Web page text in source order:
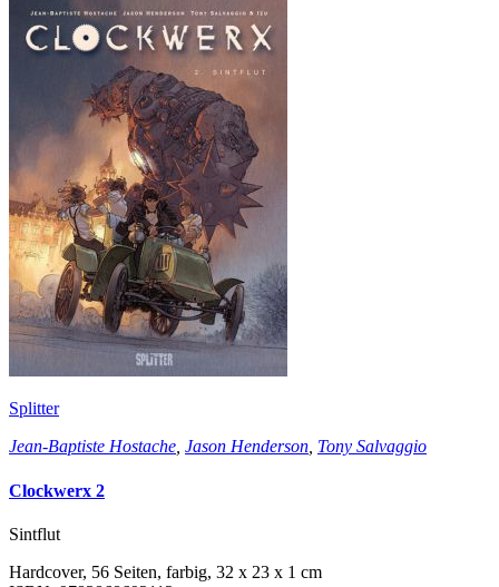
Splitter
Jean-Baptiste Hostache, Jason Henderson, Tony Salvaggio
Clockwerx 2
Sintflut
Hardcover, 56 Seiten, farbig, 32 x 23 x 1 cm